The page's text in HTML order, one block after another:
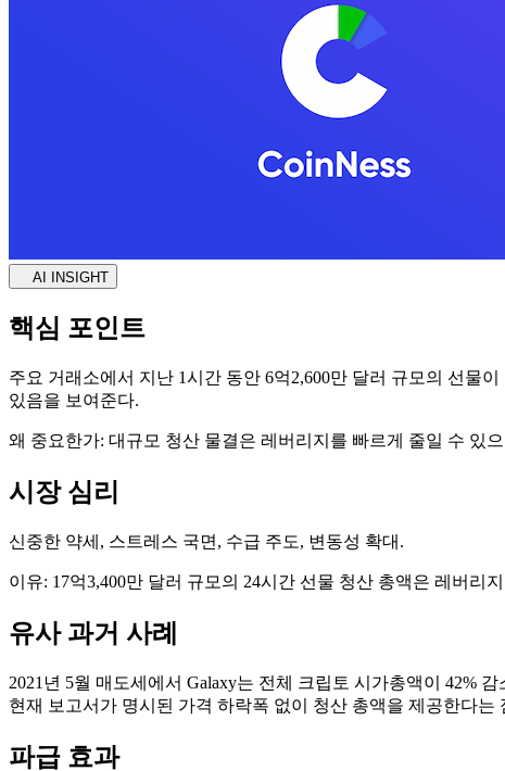
AI INSIGHT
핵심 포인트
주요 거래소에서 지난 1시간 동안 6억2,600만 달러 규모의 선물
있음을 보여준다.
왜 중요한가: 대규모 청산 물결은 레버리지를 빠르게 줄일 수 있
시장 심리
신중한 약세, 스트레스 국면, 수급 주도, 변동성 확대.
이유: 17억3,400만 달러 규모의 24시간 선물 청산 총액은 레버리
유사 과거 사례
2021년 5월 매도세에서 Galaxy는 전체 크립토 시가총액이 42%
현재 보고서가 명시된 가격 하락폭 없이 청산 총액을 제공한다는
파급 효과